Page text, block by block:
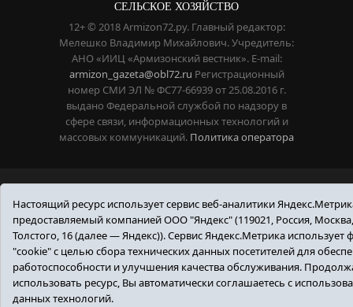
СЕЛЬСКОЕ ХОЗЯЙСТВО
12+ © 2018 Armizon72.ру. Главный редактор:
Мелешко Владимир Михайлович. Учредитель:
АНО «ИИЦ «Армизонский вестник». E-mail:
armizon_gazeta@obl72.ru Регистрационный
номер СМИ ЭЛ № ФС77-66939 от 25.08.2016 г.
выдано Федеральной службой по надзору в
сфере связи, информационных технологий и
массовых коммуникаций. Политика оператора
Настоящий ресурс использует сервис веб-аналитики
предоставляемый компанией ООО "Яндекс" (119021, Россия,
Толстого, 16 (далее — Яндекс)). Сервис Яндекс.Метрика использует
"cookie" с целью сбора технических данных посетителей для
работоспособности и улучшения качества обслуживания.
использовать ресурс, Вы автоматически соглашаетесь с
данных технологий.